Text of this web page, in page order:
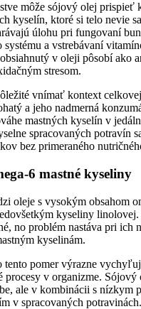
môže sójový olej prispieť
kyselín, ktoré si telo nevie
úlohu pri fungovaní
systému a vstrebávaní
v oleji pôsobí ako
stresom.
vnímať kontext
a jeho nadmerná
mastných kyselín v
spracovaných potravín
bez primeraného
6 mastné kyseliny
oleje s vysokým obsahom
kyseliny
no problém nastáva pri ich
kyselinám.
tento pomer výrazne
procesy v organizme. Sójový
ale v kombinácii s nízkym
v spracovaných potravinách.